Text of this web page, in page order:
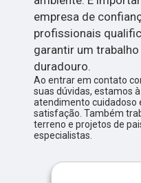
empresa de
profissionais
garantir um
duradouro.
Ao entrar em contato
suas dúvidas, estamos
atendimento cuidadoso
satisfação. Também
terreno e projetos de
especialistas.